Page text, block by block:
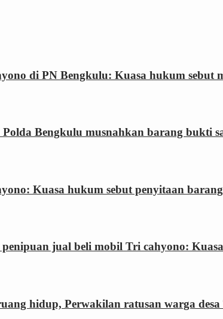
di PN Bengkulu: Kuasa hukum
Bengkulu musnahkan barang bukti
Kuasa hukum sebut penyitaan
penipuan jual beli mobil Tri cahyono:
hidup, Perwakilan ratusan warga